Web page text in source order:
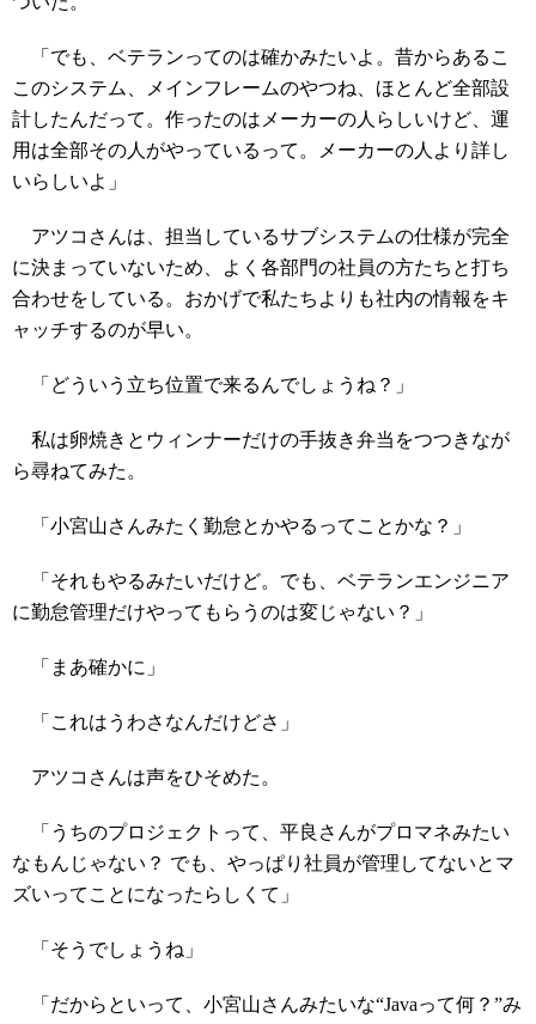
「でも、ベテランってのは確かみたいよ。昔からあるこ
このシステム、メインフレームのやつね、ほとんど全部設
計したんだって。作ったのはメーカーの人らしいけど、運
用は全部その人がやっているって。メーカーの人より詳し
いらしいよ」
アツコさんは、担当しているサブシステムの仕様が完全
に決まっていないため、よく各部門の社員の方たちと打ち
合わせをしている。おかげで私たちよりも社内の情報をキ
ャッチするのが早い。
「どういう立ち位置で来るんでしょうね？」
私は卵焼きとウィンナーだけの手抜き弁当をつつきなが
ら尋ねてみた。
「小宮山さんみたく勤怠とかやるってことかな？」
「それもやるみたいだけど。でも、ベテランエンジニア
に勤怠管理だけやってもらうのは変じゃない？」
「まあ確かに」
「これはうわさなんだけどさ」
アツコさんは声をひそめた。
「うちのプロジェクトって、平良さんがプロマネみたい
なもんじゃない？ でも、やっぱり社員が管理してないとマ
ズいってことになったらしくて」
「そうでしょうね」
「だからといって、小宮山さんみたいな“Javaって何？”み